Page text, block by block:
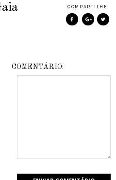
COMPARTILHE:
COMENTÁRIO: